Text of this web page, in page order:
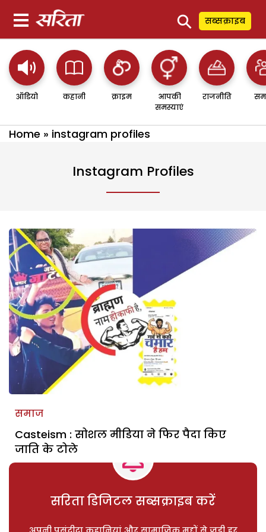
⚲ सब्सक्राइब
ऑडियो कहानी क्राइम
आपकी
समस्याएं
राजनीति
Home » instagram profiles
Instagram Profiles
समाज
Casteism : सोशल मीडिया ने फिर पैदा किए
जाति के टोले
सरिता डिजिटल सब्सक्राइब करें